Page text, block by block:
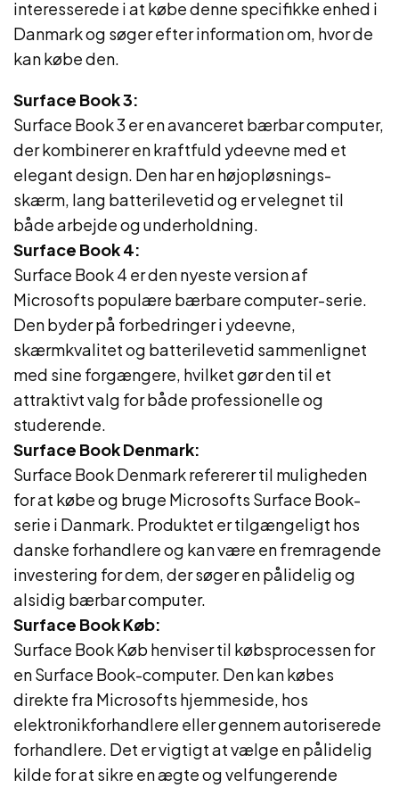
interesserede i at købe denne specifikke enhed i
Danmark og søger efter information om, hvor de
kan købe den.
Surface Book 3:
Surface Book 3 er en avanceret bærbar computer,
der kombinerer en kraftfuld ydeevne med et
elegant design. Den har en højopløsnings-
skærm, lang batterilevetid og er velegnet til
både arbejde og underholdning.
Surface Book 4:
Surface Book 4 er den nyeste version af
Microsofts populære bærbare computer-serie.
Den byder på forbedringer i ydeevne,
skærmkvalitet og batterilevetid sammenlignet
med sine forgængere, hvilket gør den til et
attraktivt valg for både professionelle og
studerende.
Surface Book Denmark:
Surface Book Denmark refererer til muligheden
for at købe og bruge Microsofts Surface Book-
serie i Danmark. Produktet er tilgængeligt hos
danske forhandlere og kan være en fremragende
investering for dem, der søger en pålidelig og
alsidig bærbar computer.
Surface Book Køb:
Surface Book Køb henviser til købsprocessen for
en Surface Book-computer. Den kan købes
direkte fra Microsofts hjemmeside, hos
elektronikforhandlere eller gennem autoriserede
forhandlere. Det er vigtigt at vælge en pålidelig
kilde for at sikre en ægte og velfungerende